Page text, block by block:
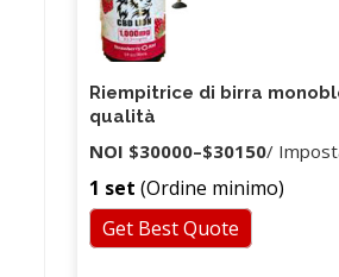
Riempitrice di birra
qualità
NOI $30000–$30150/
1 set (Ordine minimo)
Get Best Quote